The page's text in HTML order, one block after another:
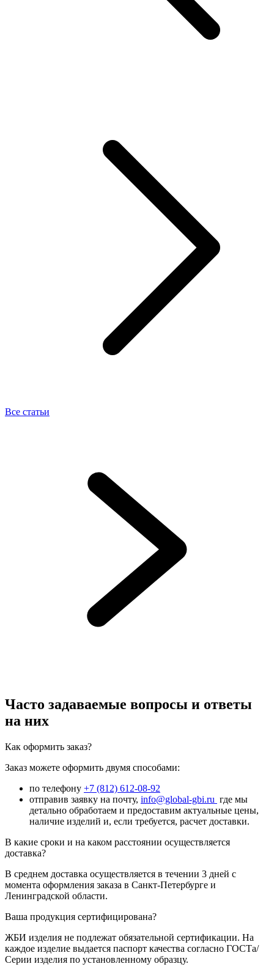
Все статьи
Часто задаваемые вопросы и ответы
на них
Как оформить заказ?
Заказ можете оформить двумя способами:
по телефону +7 (812) 612-08-92
отправив заявку на почту, info@global-gbi.ru где мы
детально обработаем и предоставим актуальные цены,
наличие изделий и, если требуется, расчет доставки.
В какие сроки и на каком расстоянии осуществляется
доставка?
В среднем доставка осуществляется в течении 3 дней с
момента оформления заказа в Санкт-Петербурге и
Ленинградской области.
Ваша продукция сертифицирована?
ЖБИ изделия не подлежат обязательной сертификации. На
каждое изделие выдается паспорт качества согласно ГОСТа/
Серии изделия по установленному образцу.